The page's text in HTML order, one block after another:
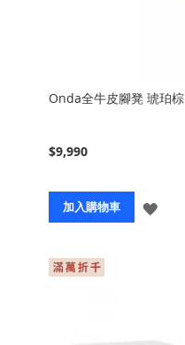
Onda全牛皮腳凳 琥珀棕
$9,990
加入購物車
登